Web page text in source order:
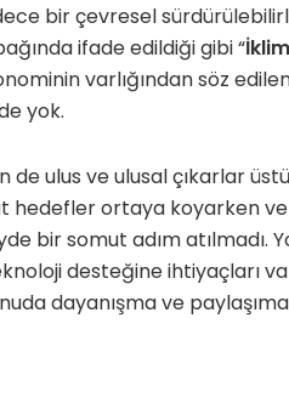
bir çevresel
ifade edildiği gibi “
varlığından söz
yok.
de ulus ve ulusal çıkarlar
hedefler ortaya koyarken
bir somut adım
desteğine ihtiyaçları
dayanışma ve